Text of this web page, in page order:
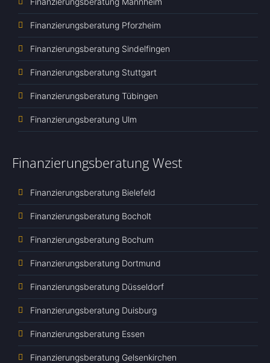
Finanzierungsberatung Pforzheim
Finanzierungsberatung Sindelfingen
Finanzierungsberatung Stuttgart
Finanzierungsberatung Tübingen
Finanzierungsberatung Ulm
Finanzierungsberatung West
Finanzierungsberatung Bielefeld
Finanzierungsberatung Bocholt
Finanzierungsberatung Bochum
Finanzierungsberatung Dortmund
Finanzierungsberatung Düsseldorf
Finanzierungsberatung Duisburg
Finanzierungsberatung Essen
Finanzierungsberatung Gelsenkirchen